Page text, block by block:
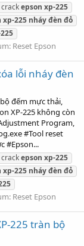
crackepson xp-225
xp-225 nháyđèn đỏ
Reset Epson
lỗi nháy đèn
đếm mực thải,
XP-225 không còn
Program,
#Tool reset
#Epson...
crackepson xp-225
xp-225 nháyđèn đỏ
Reset Epson
225 tràn bộ